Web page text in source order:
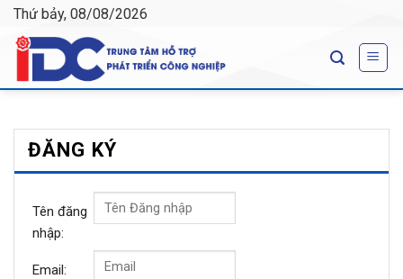
Skip
content
Thứ bảy, 08/08/2026
ĐĂNG KÝ
Tên đăng
nhập:
Email: